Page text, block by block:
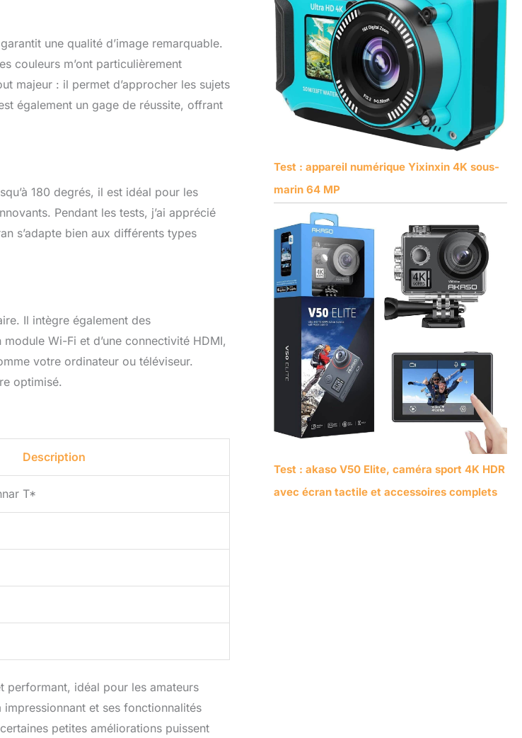
une qualité d’image remarquable.
couleurs m’ont particulièrement
majeur : il permet d’approcher les sujets
également un gage de réussite, offrant
180 degrés, il est idéal pour les
Pendant les tests, j’ai apprécié
s’adapte bien aux différents types
Il intègre également des
Wi-Fi et d’une connectivité HDMI,
votre ordinateur ou téléviseur.
optimisé.
Description
T*
performant, idéal pour les amateurs
et ses fonctionnalités
petites améliorations puissent
Test : appareil numérique Yixinxin 4K sous-
marin 64 MP
Test : akaso V50 Elite, caméra sport 4K HDR
avec écran tactile et accessoires complets